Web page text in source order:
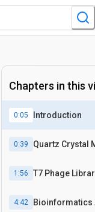
Chapters in this
0:05 Introduction
0:39 Quartz Crystal
1:56 T7 Phage
4:42 Bioinformatics